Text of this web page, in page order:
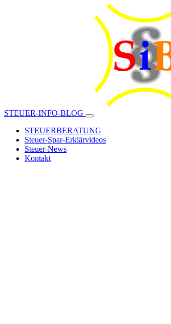
STEUER-INFO-BLOG
STEUERBERATUNG
Steuer-Spar-Erklärvideos
Steuer-News
Kontakt